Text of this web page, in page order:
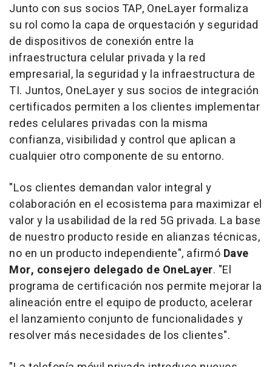
Junto con sus socios TAP, OneLayer formaliza
su rol como la capa de orquestación y seguridad
de dispositivos de conexión entre la
infraestructura celular privada y la red
empresarial, la seguridad y la infraestructura de
TI. Juntos, OneLayer y sus socios de integración
certificados permiten a los clientes implementar
redes celulares privadas con la misma
confianza, visibilidad y control que aplican a
cualquier otro componente de su entorno.
"Los clientes demandan valor integral y
colaboración en el ecosistema para maximizar el
valor y la usabilidad de la red 5G privada. La base
de nuestro producto reside en alianzas técnicas,
no en un producto independiente", afirmó Dave
Mor, consejero delegado de OneLayer. "El
programa de certificación nos permite mejorar la
alineación entre el equipo de producto, acelerar
el lanzamiento conjunto de funcionalidades y
resolver más necesidades de los clientes".